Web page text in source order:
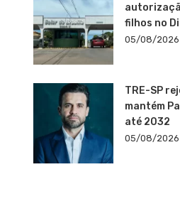
filhos no
05/08/2026
TRE-SP
mantém
até 2032
05/08/2026